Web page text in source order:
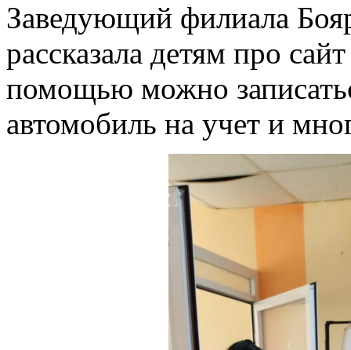
Заведующий филиала
рассказала детям про
помощью можно
автомобиль на учет и